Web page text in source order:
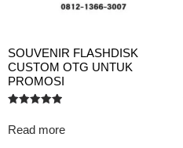
SOUVENIR FLASHDISK
CUSTOM OTG UNTUK
PROMOSI
5.00
out of 5
Read more